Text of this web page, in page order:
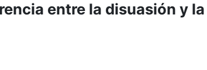
entre la disuasión y